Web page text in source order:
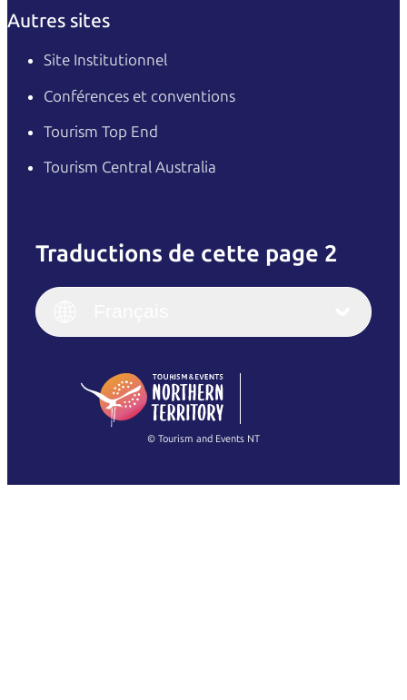
Autres sites
Site Institutionnel
Conférences et conventions
Tourism Top End
Tourism Central Australia
Traductions de cette page 2
English
(Singapore)
Italiano
繁體中文
© Tourism and Events NT